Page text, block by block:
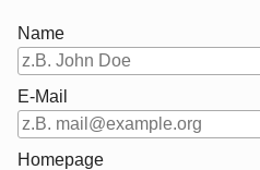
Name
E-Mail
Homepage